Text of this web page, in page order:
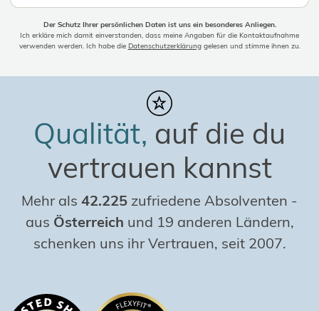
Der Schutz Ihrer persönlichen Daten ist uns ein besonderes Anliegen.
Ich erkläre mich damit einverstanden, dass meine Angaben für die Kontaktaufnahme
verwenden werden. Ich habe die Datenschutzerklärunggelesen und stimme ihnen zu.
Qualität, auf die du
vertrauen kannst
Mehr als 42.225 zufriedene Absolventen -
aus Österreich und 19 anderen Ländern,
schenken uns ihr Vertrauen, seit 2007.